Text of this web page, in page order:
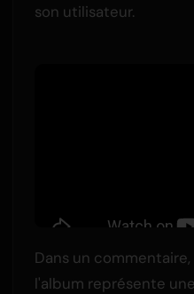
son utilisateur.
Dans un
l'album représente